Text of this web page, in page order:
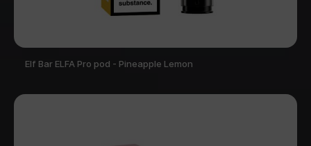
Elf Bar ELFA Pro pod - Pineapple Lemon